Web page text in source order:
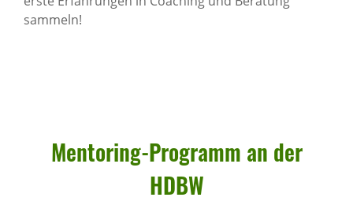
sammeln!
Mento­ring-Programm an der
HDBW